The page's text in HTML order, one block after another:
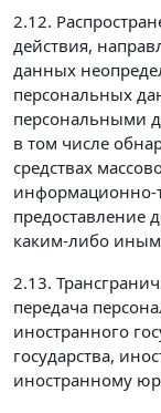
2.12.
действия,
данных
персональных
персональными
в том числе
средствах
информационно-
предоставление
каким-либо
2.13.
передача
иностранного
государства,
иностранному